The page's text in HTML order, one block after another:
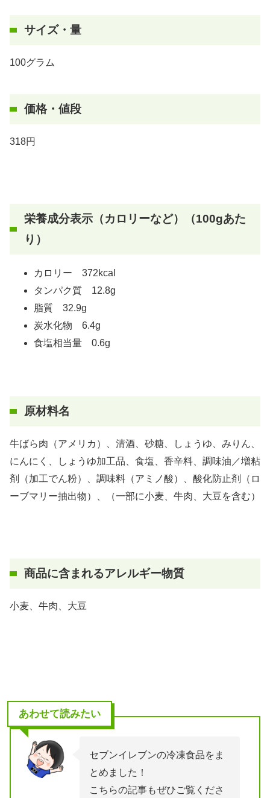
サイズ・量
100グラム
価格・値段
318円
栄養成分表示（カロリーなど）（100gあた
り）
カロリー 372kcal
タンパク質 12.8g
脂質 32.9g
炭水化物 6.4g
食塩相当量 0.6g
原材料名
牛ばら肉（アメリカ）、清酒、砂糖、しょうゆ、みりん、
にんにく、しょうゆ加工品、食塩、香辛料、調味油／増粘
剤（加工でん粉）、調味料（アミノ酸）、酸化防止剤（ロ
ーブマリー抽出物）、（一部に小麦、牛肉、大豆を含む）
商品に含まれるアレルギー物質
小麦、牛肉、大豆
あわせて読みたい
セブンイレブンの冷凍食品をま
とめました！
こちらの記事もぜひご覧くださ